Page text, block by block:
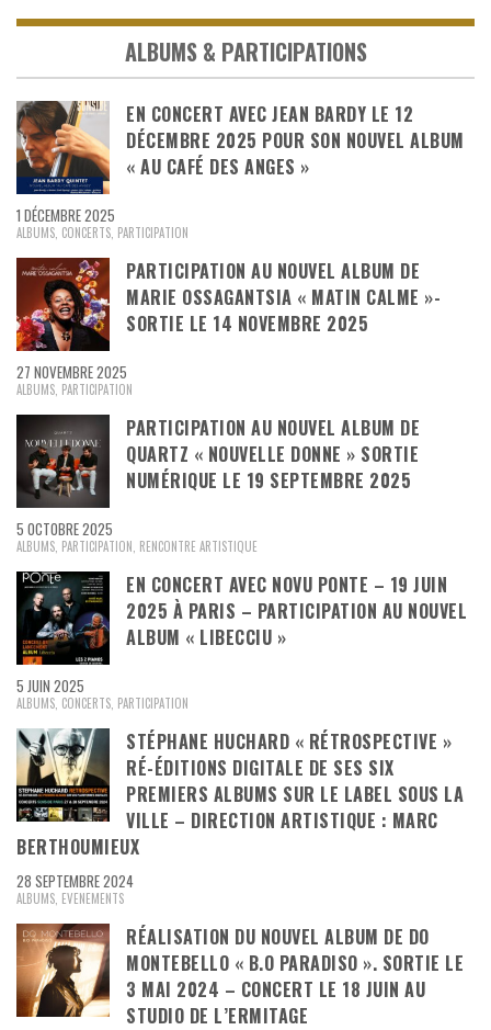
ALBUMS & PARTICIPATIONS
EN CONCERT AVEC JEAN BARDY LE 12
DÉCEMBRE 2025 POUR SON NOUVEL ALBUM
« AU CAFÉ DES ANGES »
1 DÉCEMBRE 2025
ALBUMS CONCERTS PARTICIPATION
PARTICIPATION AU NOUVEL ALBUM DE
MARIE OSSAGANTSIA « MATIN CALME »-
SORTIE LE 14 NOVEMBRE 2025
27 NOVEMBRE 2025
ALBUMS PARTICIPATION
PARTICIPATION AU NOUVEL ALBUM DE
QUARTZ « NOUVELLE DONNE » SORTIE
NUMÉRIQUE LE 19 SEPTEMBRE 2025
5 OCTOBRE 2025
ALBUMS PARTICIPATION RENCONTRE ARTISTIQUE
EN CONCERT AVEC NOVU PONTE – 19 JUIN
2025 À PARIS – PARTICIPATION AU NOUVEL
ALBUM « LIBECCIU »
5 JUIN 2025
ALBUMS CONCERTS PARTICIPATION
STÉPHANE HUCHARD « RÉTROSPECTIVE »
RÉ-ÉDITIONS DIGITALE DE SES SIX
PREMIERS ALBUMS SUR LE LABEL SOUS LA
VILLE – DIRECTION ARTISTIQUE : MARC
BERTHOUMIEUX
28 SEPTEMBRE 2024
ALBUMS EVENEMENTS
RÉALISATION DU NOUVEL ALBUM DE DO
MONTEBELLO « B.O PARADISO ». SORTIE LE
3 MAI 2024 – CONCERT LE 18 JUIN AU
STUDIO DE L’ERMITAGE